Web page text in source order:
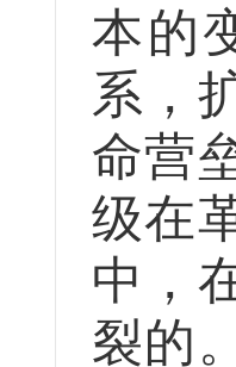
本的
系，
命营
级在
中，
裂的